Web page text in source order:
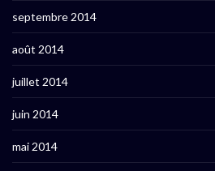
septembre 2014
août 2014
juillet 2014
juin 2014
mai 2014